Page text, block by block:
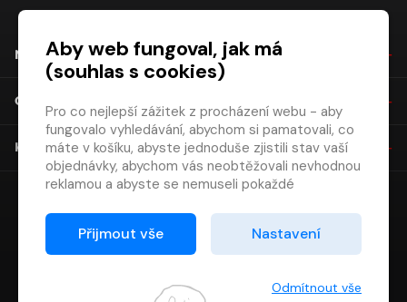
NÁKUP
O SPOLEČNOSTI
KONTAKT
Aby web fungoval, jak má
(souhlas s cookies)
Pro co nejlepší zážitek z procházení webu - aby
fungovalo vyhledávání, abychom si pamatovali, co
máte v košíku, abyste jednoduše zjistili stav vaší
objednávky, abychom vás neobtěžovali nevhodnou
reklamou a abyste se nemuseli pokaždé
Proto od vás potřebujeme souhlas se
zpracováním souborů cookies
Děkujeme, že nám ho dáte a pomůžete nám tak
Přijmout vše Nastavení
Odmítnout vše